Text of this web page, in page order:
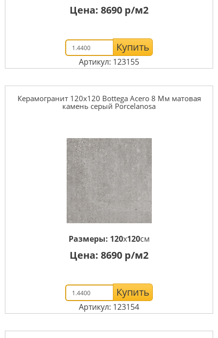
Цена: 8690 р/м2
Купить
Артикул: 123155
Керамогранит 120x120 Bottega Acero 8 Мм матовая
камень серый Porcelanosa
Размеры: 120x120см
Цена: 8690 р/м2
Купить
Артикул: 123154